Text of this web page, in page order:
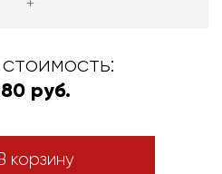
+
руб.
корзину